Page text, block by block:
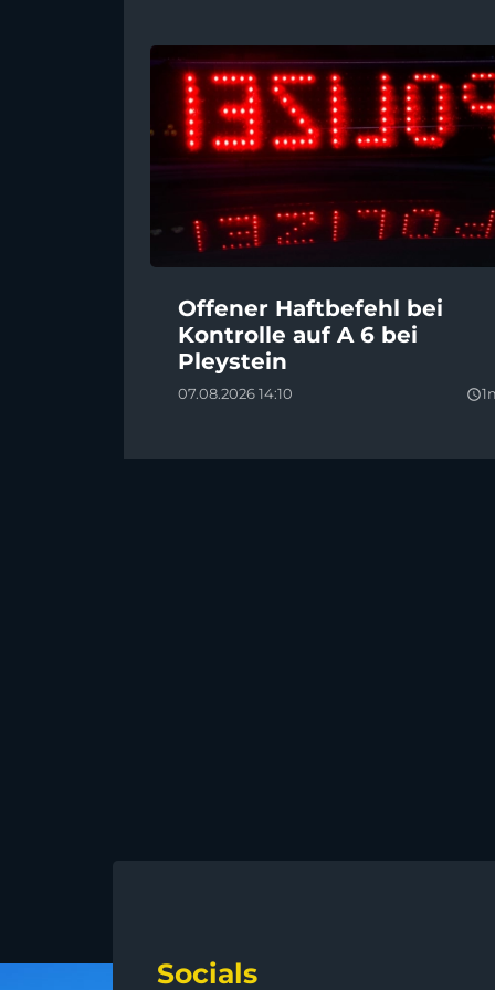
Offener Haftbefehl bei
Kontrolle auf A 6 bei
Pleystein
07.08.2026 14:10 query_builder
Socials